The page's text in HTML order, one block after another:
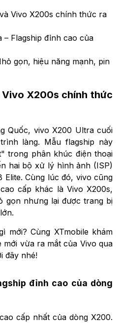
Vivo X200s chính thức ra
– Flagship đỉnh cao của
gọn, hiệu năng mạnh, pin
X200s chính thức
Quốc, vivo X200 Ultra cuối
làng. Mẫu flagship này
trong phân khúc điện thoại
hai bộ xử lý hình ảnh (ISP)
Cùng lúc đó, vivo cũng
cấp khác là Vivo X200s,
gọn nhưng lại được trang bị
mới? Cùng XTmobile khám
mới vừa ra mắt của Vivo qua
đây nhé!
đỉnh cao của dòng
cấp nhất của dòng X200.